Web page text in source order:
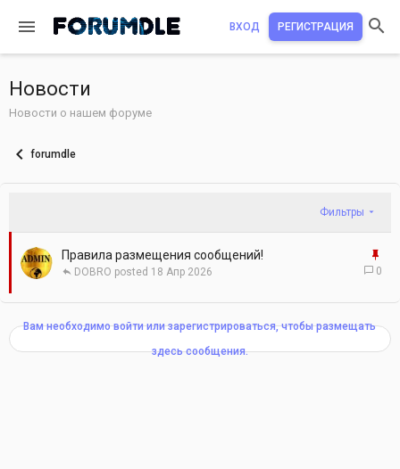
ВХОД РЕГИСТРАЦИЯ
Новости
Новости о нашем форуме
forumdle
Фильтры
р
Правила размещения сообщений!
0
18 Апр 2026
DOBRO
Вам необходимо войти или зарегистрироваться, чтобы размещать
здесь сообщения.